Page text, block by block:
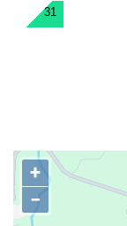
31
+
−